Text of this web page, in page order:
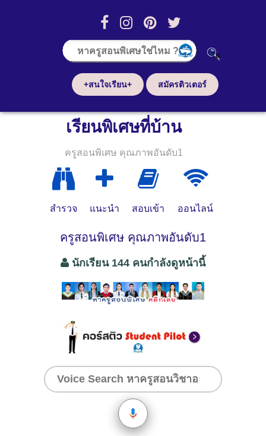
+สนใจเรียน+ สมัครติวเตอร์
เรียนพิเศษที่บ้าน
ครูสอนพิเศษ คุณภาพอันดับ1
สำรวจ แนะนำ สอบเข้า ออนไลน์
ครูสอนพิเศษ คุณภาพอันดับ1
นักเรียน 144 คนกำลังดูหน้านี้